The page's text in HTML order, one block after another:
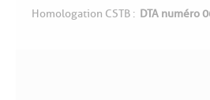
Homologation CSTB : DTA numéro